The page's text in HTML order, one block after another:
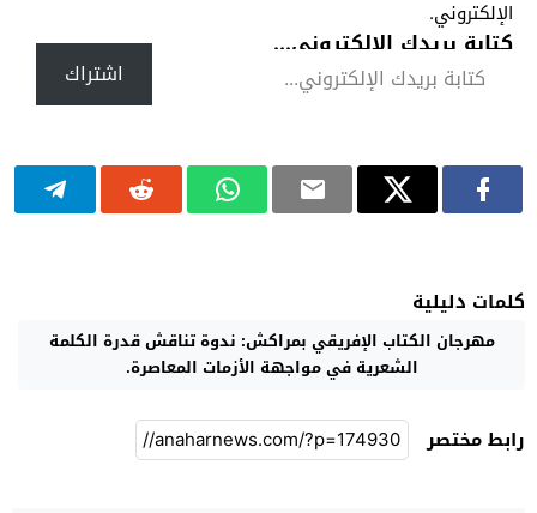
الإلكتروني.
كتابة بريدك الإلكتروني...
اشتراك
كلمات دليلية
مهرجان الكتاب الإفريقي بمراكش: ندوة تناقش قدرة الكلمة
الشعرية في مواجهة الأزمات المعاصرة.
رابط مختصر